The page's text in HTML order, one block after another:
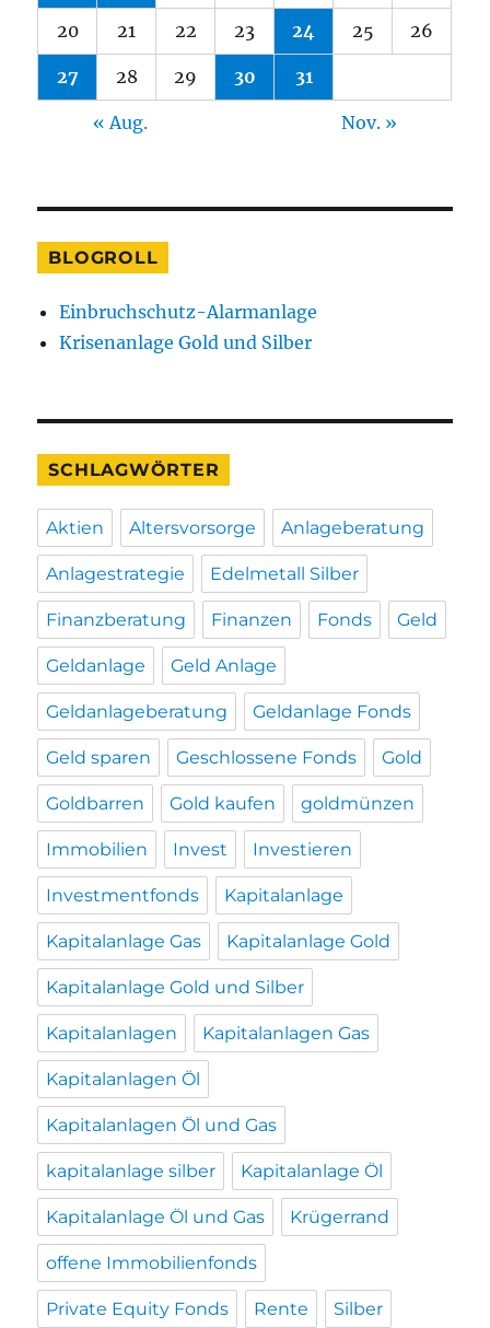
20 21 22 23 24 25 26
27 28 29 30 31
« Aug. Nov. »
BLOGROLL
Einbruchschutz-Alarmanlage
Krisenanlage Gold und Silber
SCHLAGWÖRTER
Aktien Altersvorsorge Anlageberatung
Anlagestrategie Edelmetall Silber
Finanzberatung Finanzen Fonds Geld
Geldanlage Geld Anlage
Geldanlageberatung Geldanlage Fonds
Geld sparen Geschlossene Fonds Gold
Goldbarren Gold kaufen goldmünzen
Immobilien Invest Investieren
Investmentfonds Kapitalanlage
Kapitalanlage Gas Kapitalanlage Gold
Kapitalanlage Gold und Silber
Kapitalanlagen Kapitalanlagen Gas
Kapitalanlagen Öl
Kapitalanlagen Öl und Gas
kapitalanlage silber Kapitalanlage Öl
Kapitalanlage Öl und Gas Krügerrand
offene Immobilienfonds
Private Equity Fonds Rente Silber